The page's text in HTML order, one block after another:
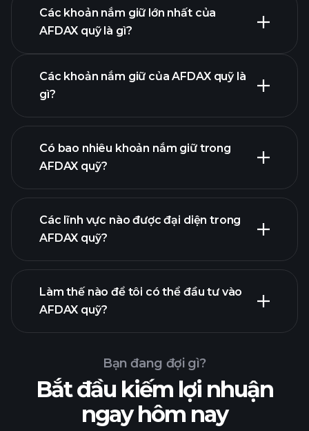
Các khoản nắm giữ lớn nhất của
AFDAX quỹ là gì?
Các khoản nắm giữ của AFDAX quỹ là
gì?
Có bao nhiêu khoản nắm giữ trong
AFDAX quỹ?
khoản nắm giữ
Các lĩnh vực nào được đại diện trong
AFDAX quỹ?
Làm thế nào để tôi có thể đầu tư vào
AFDAX quỹ?
Bạn đang đợi gì?
Bắt đầu kiếm lợi nhuận
ngay hôm nay